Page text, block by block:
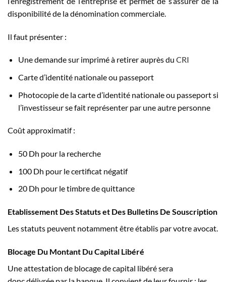
disponibilité de la dénomination commerciale.
Il faut présenter :
Une demande sur imprimé à retirer auprès du CRI
Carte d’identité nationale ou passeport
Photocopie de la carte d’identité nationale ou passeport si
l’investisseur se fait représenter par une autre personne
Coût approximatif :
50 Dh pour la recherche
100 Dh pour le certificat négatif
20 Dh pour le timbre de quittance
Etablissement Des Statuts et Des Bulletins De Souscription
Les statuts peuvent notamment être établis par votre avocat.
Blocage Du Montant Du Capital Libéré
Une attestation de blocage de capital libéré sera